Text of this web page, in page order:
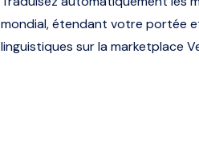
mondial, étendant votre portée
linguistiques sur la marketplace